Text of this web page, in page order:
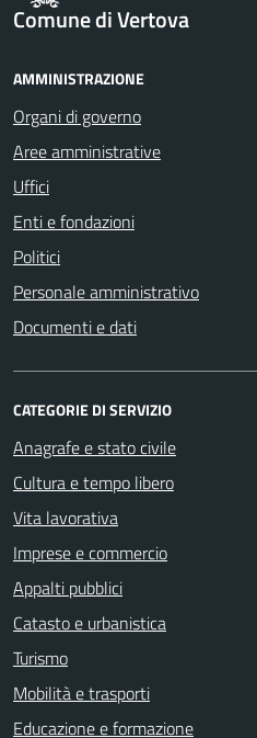
Comune di Vertova
AMMINISTRAZIONE
Organi di governo
Aree amministrative
Uffici
Enti e fondazioni
Politici
Personale amministrativo
Documenti e dati
CATEGORIE DI SERVIZIO
Anagrafe e stato civile
Cultura e tempo libero
Vita lavorativa
Imprese e commercio
Appalti pubblici
Catasto e urbanistica
Turismo
Mobilità e trasporti
Educazione e formazione